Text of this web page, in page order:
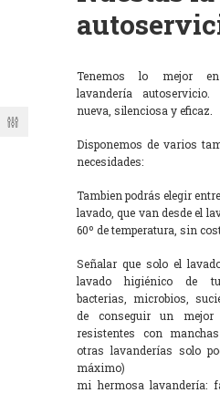
Tenemos lo mejor
lavandería autoservicio.
nueva, silenciosa y eficaz.
Disponemos de varios
necesidades:
Tambien podrás elegir
lavado, que van desde el
60º de temperatura, sin
Señalar que solo el
lavado higiénico de
bacterias, microbios,
de conseguir un mejor
resistentes con
otras lavanderías solo
máximo)
mi hermosa lavandería: